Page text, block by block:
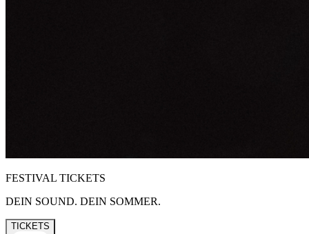
FESTIVAL TICKETS
DEIN SOUND. DEIN SOMMER.
TICKETS